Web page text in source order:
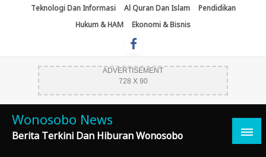
Teknologi Dan Informasi Al Quran Dan Islam
Pendidikan
Hukum & HAM
Ekonomi & Bisnis
ADVERTISEMENT
728 X 90
Wonosobo News
Berita Terkini Dan Hiburan Wonosobo